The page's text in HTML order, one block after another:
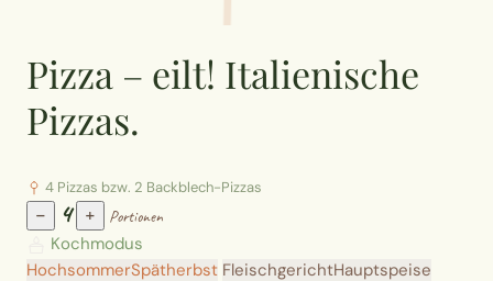
Pizza – eilt! Italienische
Pizzas.
4 Pizzas bzw. 2 Backblech-Pizzas
− 4 + Portionen
Kochmodus
HochsommerSpätherbst FleischgerichtHauptspeise